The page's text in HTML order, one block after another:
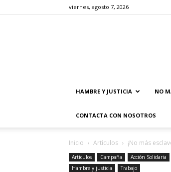
viernes, agosto 7, 2026
HAMBRE Y JUSTICIA NO
CONTACTA CON NOSOTROS
Inicio Artículos ¡No más
Artículos Campaña Acción Solidaria
Hambre y justicia
Trabajo